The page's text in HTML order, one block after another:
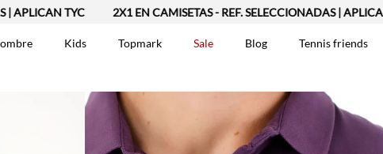
TYC 2X1 EN CAMISETAS - REF. SELECCIONADAS | APLICAN TYC
Kids Topmark Sale Blog Tennis friends